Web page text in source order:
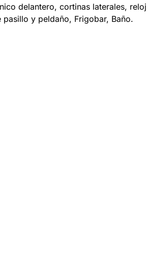
delantero, cortinas laterales,
pasillo y peldaño, Frigobar, Baño.